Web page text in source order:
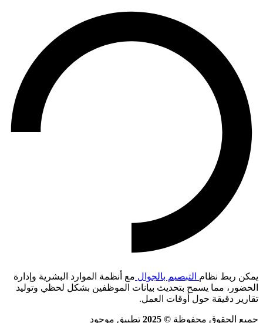
يمكن ربط نظام التبصيم بالجوال مع أنظمة الموارد البشرية وإدارة
الحضور، مما يسمح بتحديث بيانات الموظفين بشكل لحظي وتوليد
تقارير دقيقة حول أوقات العمل.
جميع الحقوق محفوظة © 2025 تطبيق موجود